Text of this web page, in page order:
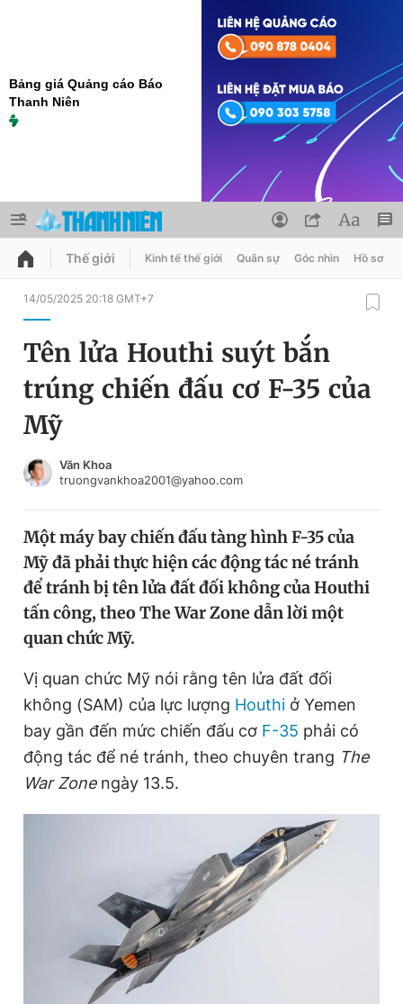
Bảng giá Quảng cáo Báo
Thanh Niên
QUẢNG CÁO
Chuyên mục
Chuyên mục khác
Chào ngày mới
Video Magazine
Sản phẩm khác
Tiện ích Bạn cần biết
Thông tin tòa soạn Liên hệ quảng cáo
Đọc Thanh Niên trên điện thoại
Theo dõi báo trên
Đổi mật khẩu
Tin đã lưu
Tin đã xem
Đăng xuất
Thế giới Kinh tế thế giới Quân sự Góc nhìn Hồ sơ
14/05/2025 20:18 GMT+7
Tên lửa Houthi suýt bắn
trúng chiến đấu cơ F-35 của
Mỹ
Văn Khoa
truongvankhoa2001@yahoo.com
Một máy bay chiến đấu tàng hình F-35 của
Mỹ đã phải thực hiện các động tác né tránh
để tránh bị tên lửa đất đối không của Houthi
tấn công, theo The War Zone dẫn lời một
quan chức Mỹ.
Vị quan chức Mỹ nói rằng tên lửa đất đối
không (SAM) của lực lượng Houthi ở Yemen
bay gần đến mức chiến đấu cơ F-35 phải có
động tác để né tránh, theo chuyên trang The
War Zonengày 13.5.